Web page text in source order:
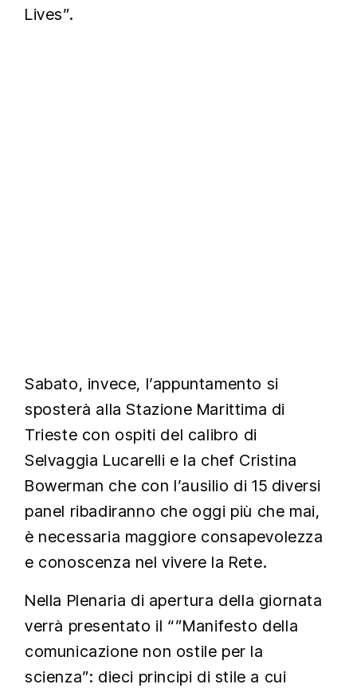
Lives”.
Sabato, invece, l’appuntamento si
sposterà alla Stazione Marittima di
Trieste con ospiti del calibro di
Selvaggia Lucarelli e la chef Cristina
Bowerman che con l’ausilio di 15 diversi
panel ribadiranno che oggi più che mai,
è necessaria maggiore consapevolezza
e conoscenza nel vivere la Rete.
Nella Plenaria di apertura della giornata
verrà presentato il “”Manifesto della
comunicazione non ostile per la
scienza”: dieci principi di stile a cui